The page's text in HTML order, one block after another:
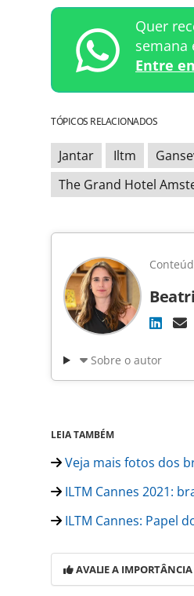
Quer
semana
Entre
TÓPICOS RELACIONADOS
Jantar Iltm
The Grand Hotel
Sobre o autor
LEIA TAMBÉM
Veja mais fotos dos
ILTM Cannes 2021:
ILTM Cannes: Papel
AVALIE A